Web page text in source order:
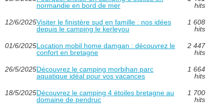
normandie en bord de mer
hits
12/6/2025Visiter le finistère sud en famille : nos idées
depuis le camping le kerleyou
1 608
hits
01/6/2025Location mobil home damgan : découvrez le
confort en bretagne
2 447
hits
26/5/2025Découvrez le camping morbihan parc
aquatique idéal pour vos vacances
1 664
hits
18/5/2025Découvrez le camping 4 étoiles bretagne au
domaine de pendruc
1 700
hits